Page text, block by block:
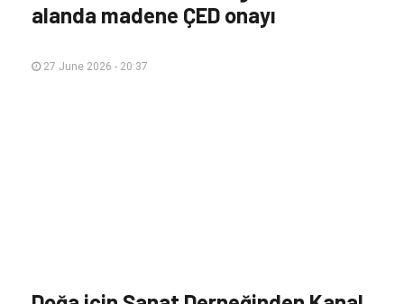
alanda madene ÇED onayı
27 June 2026 - 20:37